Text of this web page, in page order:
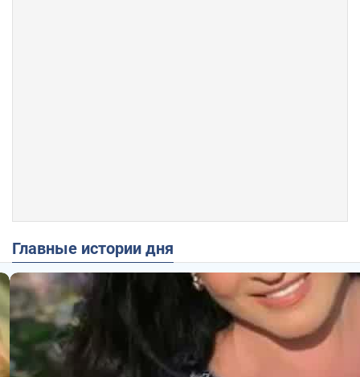
Главные истории дня